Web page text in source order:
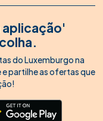
aplicação'
do Luxemburgo na
partilhe as ofertas que